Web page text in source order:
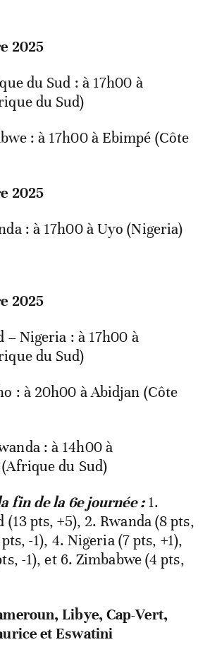
2025
du Sud : à 17h00 à
du Sud)
: à 17h00 à Ebimpé (Côte
2025
: à 17h00 à Uyo (Nigeria)
2025
– Nigeria : à 17h00 à
du Sud)
: à 20h00 à Abidjan (Côte
: à 14h00 à
du Sud)
fin de la 6e journée :1.
pts, +5), 2. Rwanda (8 pts,
-1), 4. Nigeria (7 pts, +1),
-1), et 6. Zimbabwe (4 pts,
Libye, Cap-Vert,
et Eswatini